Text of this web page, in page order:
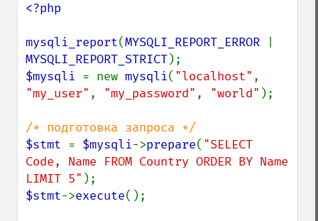
<?php
mysqli_report(MYSQLI_REPORT_ERROR
MYSQLI_REPORT_STRICT
$mysqli = new mysqli( "localhost"
"my_user" , "my_password" , "world" );
$stmt = $mysqli->prepare( "SELECT
Code, Name FROM Country ORDER BY Name
LIMIT 5"
$stmt->execute();